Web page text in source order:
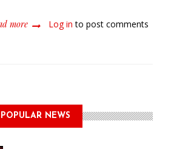
more about
बेहतर
Log in to post comments
POPULAR NEWS